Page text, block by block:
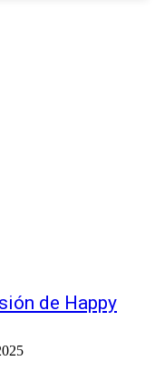
de Happy